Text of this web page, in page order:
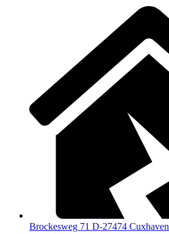
Brockesweg 71 D-27474 Cuxhaven​